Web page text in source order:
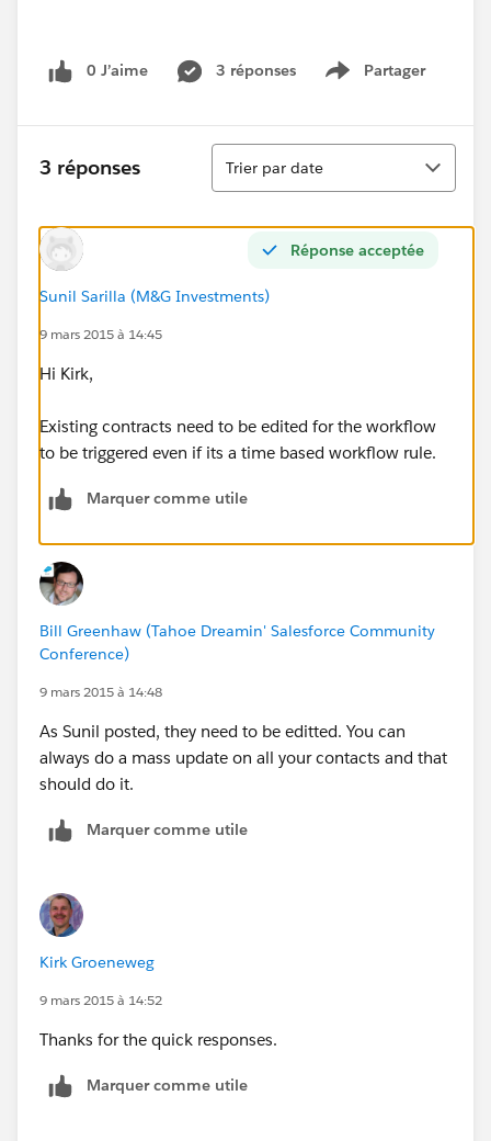
0 J’aime 3 réponses Partager
Show menu
3 réponses
Tri
Trier par date
Réponse acceptée
Sunil Sarilla (M&G Investments)
9 mars 2015 à 14:45
Hi Kirk,
Existing contracts need to be edited for the workflow
to be triggered even if its a time based workflow rule.
Marquer comme utile
Bill Greenhaw (Tahoe Dreamin' Salesforce Community
Conference)
9 mars 2015 à 14:48
As Sunil posted, they need to be editted. You can
always do a mass update on all your contacts and that
should do it.
Marquer comme utile
Kirk Groeneweg
9 mars 2015 à 14:52
Thanks for the quick responses.
Marquer comme utile